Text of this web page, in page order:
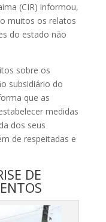
(CIR) informou,
muitos os relatos
do estado não
sobre os
subsidiário do
que as
medidas
dos seus
de respeitadas e
DE